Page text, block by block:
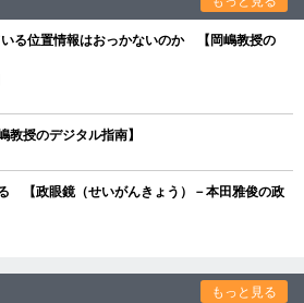
る位置情報はおっかないのか 【岡嶋教授の
授のデジタル指南】
【政眼鏡（せいがんきょう）－本田雅俊の政
もっと見る